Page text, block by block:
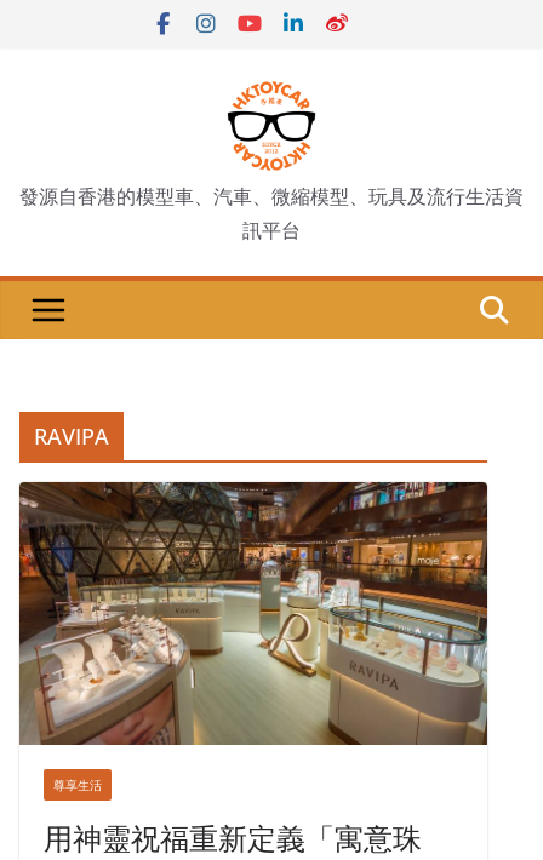
發源自香港的模型車、汽車、微縮模型、玩具及流行生活資
訊平台
RAVIPA
尊享生活
用神靈祝福重新定義「寓意珠